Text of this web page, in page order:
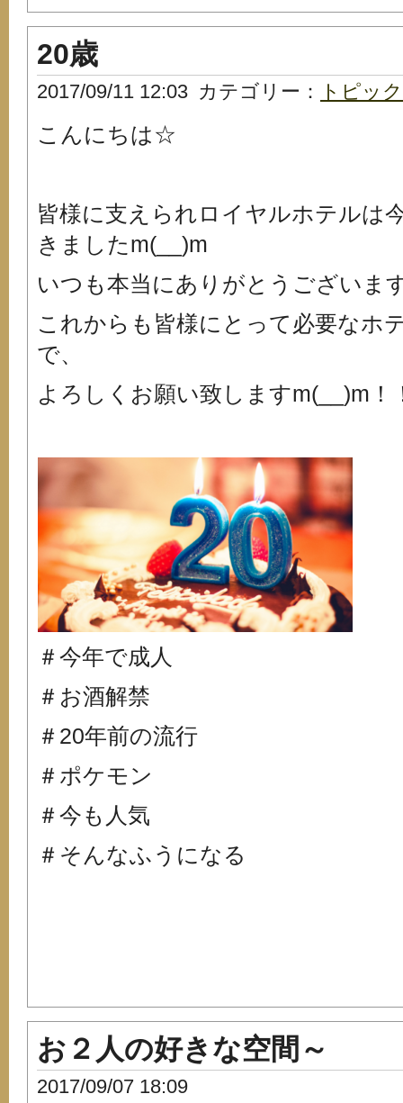
20歳
2017/09/11 12:03 カテゴリー： トピッ
こんにちは☆
皆様に支えられロイヤルホテルは
きましたm(__)m
いつも本当にありがとうございま
これからも皆様にとって必要なホ
で、
よろしくお願い致しますm(__)m！
＃今年で成人
＃お酒解禁
＃20年前の流行
＃ポケモン
＃今も人気
＃そんなふうになる
お２人の好きな空間～
2017/09/07 18:09